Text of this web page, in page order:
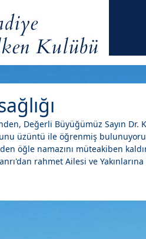
Değerli Büyüğümüz Sayın Dr.
üzüntü ile öğrenmiş
öğle namazını müteakiben
rahmet Ailesi ve